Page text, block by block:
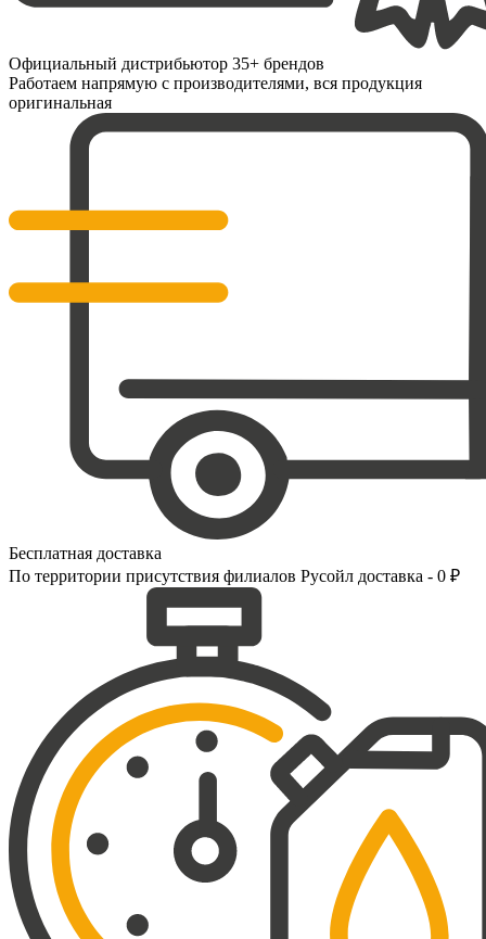
Официальный дистрибьютор 35+ брендов
Работаем напрямую с производителями, вся продукция
оригинальная
Бесплатная доставка
По территории присутствия филиалов Русойл доставка - 0 ₽